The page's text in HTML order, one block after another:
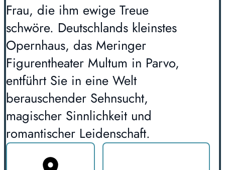
Frau, die ihm ewige Treue
schwöre. Deutschlands kleinstes
Opernhaus, das Meringer
Figurentheater Multum in Parvo,
entführt Sie in eine Welt
berauschender Sehnsucht,
magischer Sinnlichkeit und
romantischer Leidenschaft.